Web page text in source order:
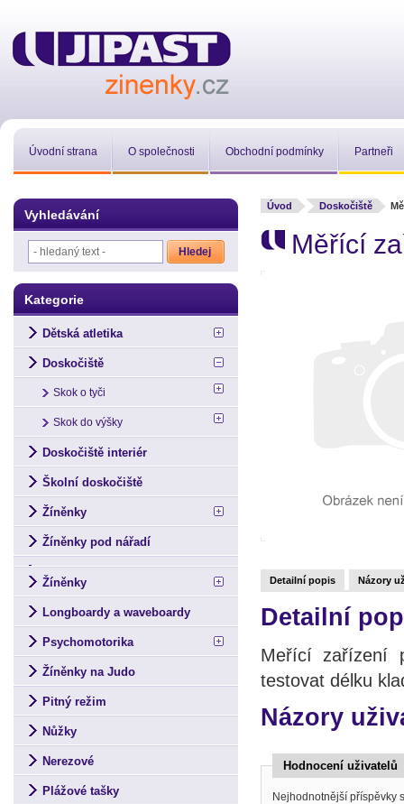
Úvodní strana O společnosti Obchodní podmínky Partneři
Úvod Doskočiště
Měřící
Detailní popis Názory
Detailní
Meřící zařízení
testovat délku
Názory
Hodnocení uživatelů
Nejhodnotnější příspěvky
Vyhledávání
Kategorie
Dětská atletika
Doskočiště
Skok o tyči
Skok do výšky
Doskočiště interiér
Školní doskočiště
Žíněnky
Žíněnky pod nářadí
Žíněnky
Longboardy a waveboardy
Psychomotorika
Žíněnky na Judo
Pitný režim
Nůžky
Nerezové
Plážové tašky